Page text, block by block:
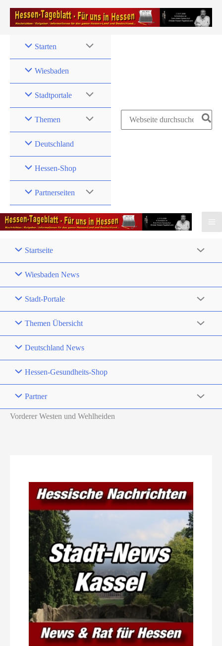
Zum
Inhalt
Starten
Wiesbaden
Stadtportale
Themen
Deutschland
Hessen-Shop
Partnerseiten
Search
Startseite
Wiesbaden News
Stadt-Portale
Themen Übersicht
Deutschland News
Hessen-Gesundheits-Shop
Partner
Vorderer Westen und Wehlheiden